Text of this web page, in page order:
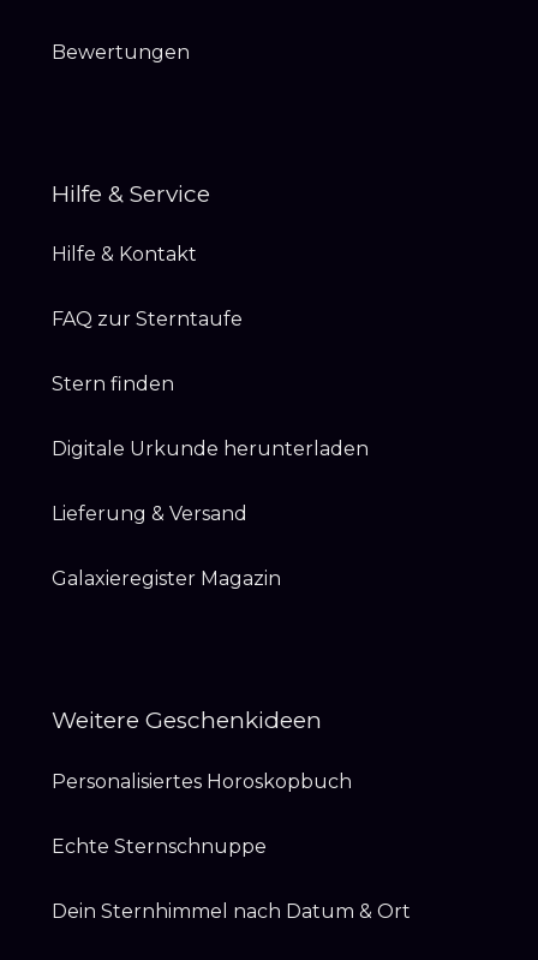
Bewertungen
Hilfe & Service
Hilfe & Kontakt
FAQ zur Sterntaufe
Stern finden
Digitale Urkunde herunterladen
Lieferung & Versand
Galaxieregister Magazin
Weitere Geschenkideen
Personalisiertes Horoskopbuch
Echte Sternschnuppe
Dein Sternhimmel nach Datum & Ort